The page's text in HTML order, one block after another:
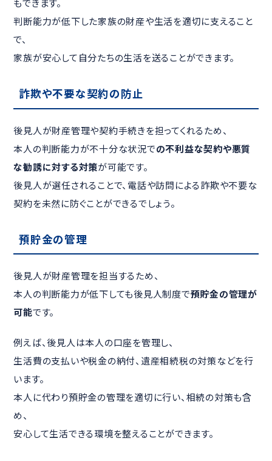
もできます。
判断能力が低下した家族の財産や生活を適切に支えること
で、
家族が安心して自分たちの生活を送ることができます。
詐欺や不要な契約の防止
後見人が財産管理や契約手続きを担ってくれるため、
本人の判断能力が不十分な状況での不利益な契約や悪質
な勧誘に対する対策が可能です。
後見人が選任されることで、電話や訪問による詐欺や不要な
契約を未然に防ぐことができるでしょう。
預貯金の管理
後見人が財産管理を担当するため、
本人の判断能力が低下しても後見人制度で預貯金の管理が
可能です。
例えば、後見人は本人の口座を管理し、
生活費の支払いや税金の納付、遺産相続税の対策などを行
います。
本人に代わり預貯金の管理を適切に行い、相続の対策も含
め、
安心して生活できる環境を整えることができます。